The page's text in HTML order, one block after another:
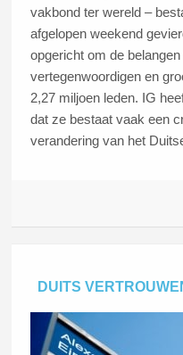
vakbond ter wereld –
afgelopen weekend
opgericht om de
vertegenwoordigen en
2,27 miljoen leden. IG
dat ze bestaat vaak een
verandering van het
DUITS